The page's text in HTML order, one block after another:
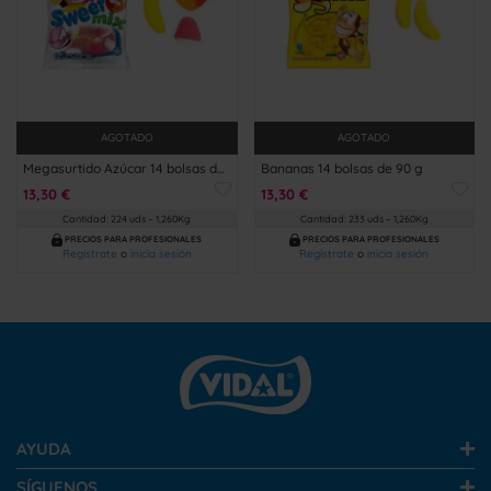
AGOTADO
13,30 €
Cantidad: 224 uds – 1,260Kg
PRECIOS PARA PROFESIONALES
Regístrate o inicia sesión
AGOTADO
Bananas 14 bolsas de 90 g
13,30 €
Cantidad: 233 uds – 1,260Kg
PRECIOS PARA PROFESIONALES
Regístrate o inicia sesión
AYUDA